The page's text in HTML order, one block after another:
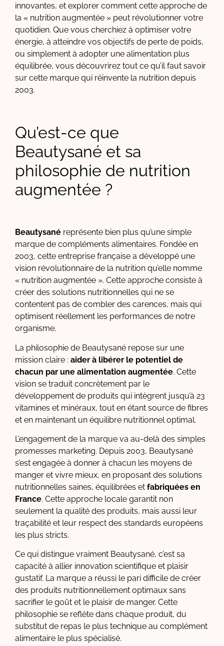
innovantes, et explorer comment cette approche de
la « nutrition augmentée » peut révolutionner votre
quotidien. Que vous cherchiez à optimiser votre
énergie, à atteindre vos objectifs de perte de poids,
ou simplement à adopter une alimentation plus
équilibrée, vous découvrirez tout ce qu’il faut savoir
sur cette marque qui réinvente la nutrition depuis
2003.
Qu’est-ce que
Beautysané et sa
philosophie de nutrition
augmentée ?
Beautysané représente bien plus qu’une simple
marque de compléments alimentaires. Fondée en
2003, cette entreprise française a développé une
vision révolutionnaire de la nutrition qu’elle nomme
« nutrition augmentée ». Cette approche consiste à
créer des solutions nutritionnelles qui ne se
contentent pas de combler des carences, mais qui
optimisent réellement les performances de notre
organisme.
La philosophie de Beautysané repose sur une
mission claire : aider à libérer le potentiel de
chacun par une alimentation augmentée. Cette
vision se traduit concrètement par le
développement de produits qui intègrent jusqu’à 23
vitamines et minéraux, tout en étant source de fibres
et en maintenant un équilibre nutritionnel optimal.
L’engagement de la marque va au-delà des simples
promesses marketing. Depuis 2003, Beautysané
s’est engagée à donner à chacun les moyens de
manger et vivre mieux, en proposant des solutions
nutritionnelles saines, équilibrées et fabriquées en
France. Cette approche locale garantit non
seulement la qualité des produits, mais aussi leur
traçabilité et leur respect des standards européens
les plus stricts.
Ce qui distingue vraiment Beautysané, c’est sa
capacité à allier innovation scientifique et plaisir
gustatif. La marque a réussi le pari difficile de créer
des produits nutritionnellement optimaux sans
sacrifier le goût et le plaisir de manger. Cette
philosophie se reflète dans chaque produit, du
substitut de repas le plus technique au complément
alimentaire le plus spécialisé.